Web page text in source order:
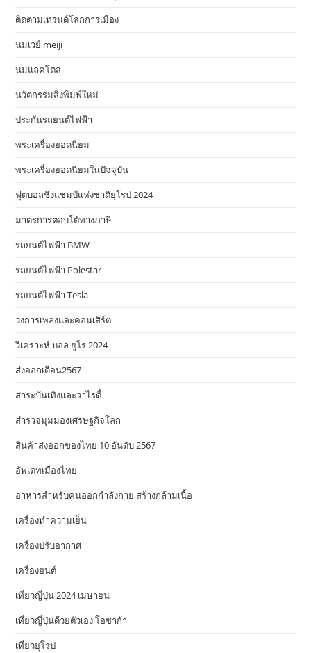
ติดตามเทรนด์โลกการเมือง
นมเวย์ meiji
นมแลคโตส
นวัตกรรมสิ่งพิมพ์ใหม่
ประกันรถยนต์ไฟฟ้า
พระเครื่องยอดนิยม
พระเครื่องยอดนิยมในปัจจุบัน
ฟุตบอลชิงแชมป์แห่งชาติยุโรป 2024
มาตรการตอบโต้ทางภาษี
รถยนต์ไฟฟ้า BMW
รถยนต์ไฟฟ้า Polestar
รถยนต์ไฟฟ้า Tesla
วงการเพลงและคอนเสิร์ต
วิเคราะห์ บอล ยูโร 2024
ส่งออกเดือน2567
สาระบันเทิงและวาไรตี้
สำรวจมุมมองเศรษฐกิจโลก
สินค้าส่งออกของไทย 10 อันดับ 2567
อัพเดทเมืองไทย
อาหารสําหรับคนออกกําลังกาย สร้างกล้ามเนื้อ
เครื่องทำความเย็น
เครื่องปรับอากาศ
เครื่องยนต์
เที่ยวญี่ปุ่น 2024 เมษายน
เที่ยวญี่ปุ่นด้วยตัวเอง โอซาก้า
เที่ยวยุโรป